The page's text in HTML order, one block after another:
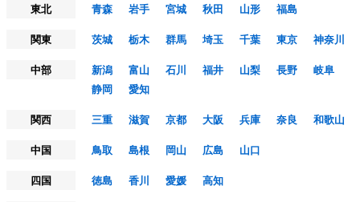
東北
青森 岩手 宮城 秋田 山形
福島
関東
茨城 栃木 群馬 埼玉 千葉 東京
神奈川
中部
新潟 富山 石川 福井 山梨 長野
岐阜
静岡
愛知
関西
三重 滋賀 京都 大阪 兵庫 奈良
和歌山
中国
鳥取 島根 岡山 広島
山口
四国
徳島 香川 愛媛
高知